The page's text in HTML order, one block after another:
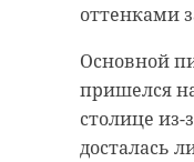
оттенками
Основной
пришелся
столице из-
досталась